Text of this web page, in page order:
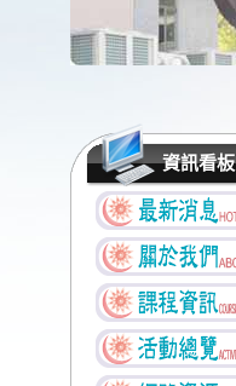
資訊看板